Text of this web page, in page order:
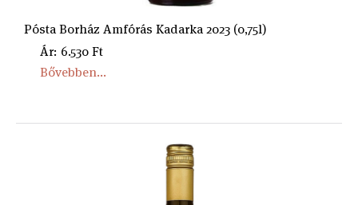
Pósta Borház Amfórás Kadarka 2023 (0,75l)
Ár: 6.530 Ft
Bővebben...